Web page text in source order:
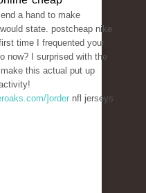
a hand to make
state. postcheap nike
time I frequented your
now? I surprised with the
this actual put up
]order nfl jerseys